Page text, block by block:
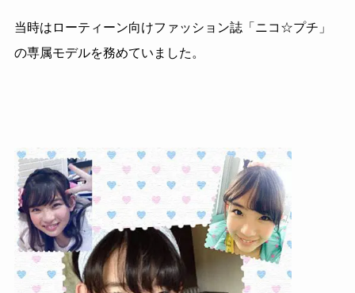
当時はローティーン向けファッション誌「ニコ☆プチ」
の専属モデルを務めていました。